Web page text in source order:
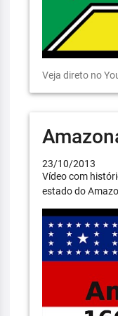
Veja direto no
23/10/2013
Vídeo com
estado do